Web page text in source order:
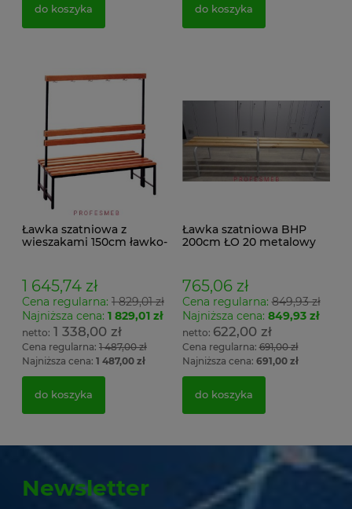
do koszyka do koszyka
Ławka szatniowa z
wieszakami 150cm ławko-
1 645,74 zł
Cena regularna: 1 829,01 zł
Najniższa cena: 1 829,01 zł
1 338,00 zł
Cena regularna: 1 487,00 zł
Najniższa cena: 1 487,00 zł
do koszyka
Ławka szatniowa BHP
200cm ŁO 20 metalowy
765,06 zł
Cena regularna:849,93 zł
Najniższa cena: 849,93 zł
622,00 zł
Cena regularna:691,00 zł
Najniższa cena: 691,00 zł
do koszyka
Newsletter